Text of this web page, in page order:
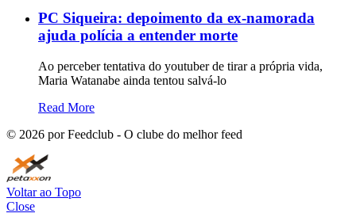
PC Siqueira: depoimento da ex-namorada
ajuda polícia a entender morte
Ao perceber tentativa do youtuber de tirar a própria vida,
Maria Watanabe ainda tentou salvá-lo
Read More
© 2026 por Feedclub - O clube do melhor feed
Voltar ao Topo
Close